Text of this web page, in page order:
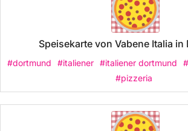
Speisekarte von Vabene Italia in
#dortmund #italiener #italiener dortmund
#pizzeria